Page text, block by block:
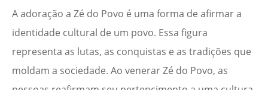
A adoração a Zé do Povo é uma forma de afirmar a
identidade cultural de um povo. Essa figura
representa as lutas, as conquistas e as tradições que
moldam a sociedade. Ao venerar Zé do Povo, as